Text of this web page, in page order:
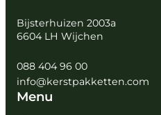
Bijsterhuizen 2003a
6604 LH Wijchen
088 404 96 00
info@kerstpakketten.com
Menu